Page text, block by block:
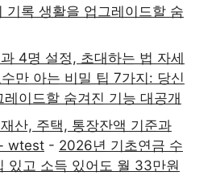
기록 생활을 업그레이드할 숨
4명 설정, 초대하는 법 자세
만 아는 비밀 팁 7가지: 당신
이드할 숨겨진 기능 대공개
산, 주택, 통장잔액 기준과
wtest - 2026년 기초연금 수
있고 소득 있어도 월 33만원